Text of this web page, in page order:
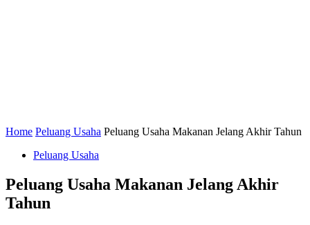
Home Peluang Usaha Peluang Usaha Makanan Jelang Akhir Tahun
Peluang Usaha
Peluang Usaha Makanan Jelang Akhir
Tahun